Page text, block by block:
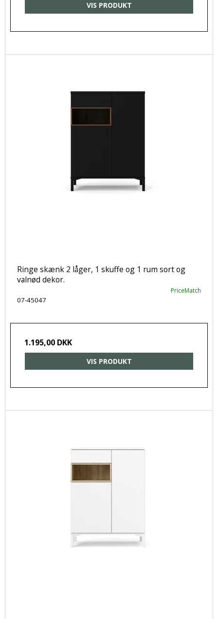
VIS PRODUKT
Ringe skænk 2 låger, 1 skuffe og 1 rum sort og
valnød dekor.
PriceMatch
07-45047
1.195,00 DKK
VIS PRODUKT